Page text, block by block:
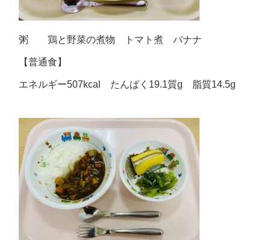
粥 鶏と野菜の煮物 トマト煮 バナナ
【普通食】
エネルギー507kcal たんぱく19.1質g 脂質14.5g